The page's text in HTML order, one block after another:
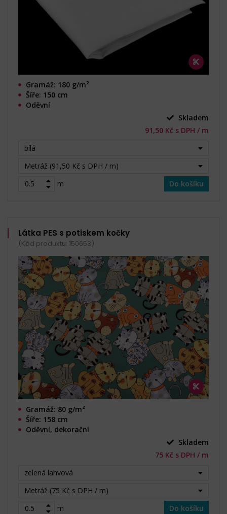
Gramáž: 180 g/m²
Šíře: 150 cm
Oděvní
Skladem
91,50 Kč s DPH / m
bílá
Metráž (91,50 Kč s DPH / m)
m
Do košíku
Látka PES s potiskem kočky
(Kód produktu: 150653)
Gramáž: 80 g/m²
Šíře: 158 cm
Oděvní, dekorační
Skladem
75 Kč s DPH / m
zelená lahvová
Metráž (75 Kč s DPH / m)
m
Do košíku